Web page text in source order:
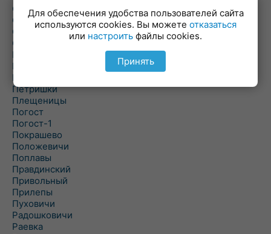
Омговичи
Оношки
Осовец
Острошицкий Городок
Пасека
Пастовичи
Першаи
Петришки
Плещеницы
Погост
Погост-1
Покрашево
Положевичи
Поплавы
Правдинский
Привольный
Прилепы
Пуховичи
Радошковичи
Раевка
Для обеспечения удобства пользователей сайта
используются cookies. Вы можете отказаться
или настроить файлы cookies.
Принять